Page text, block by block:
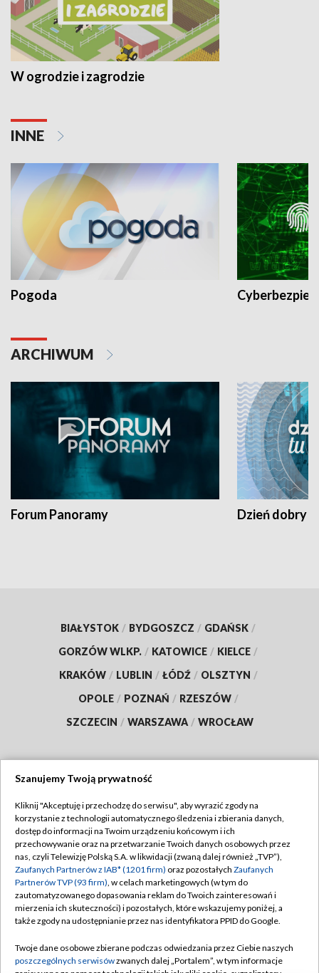
W ogrodzie i zagrodzie
INNE
Pogoda
ARCHIWUM
Forum Panoramy Dzień dobry
BIAŁYSTOK / BYDGOSZCZ / GDAŃSK /
GORZÓW WLKP. / KATOWICE / KIELCE /
KRAKÓW / LUBLIN / ŁÓDŹ / OLSZTYN /
OPOLE / POZNAŃ / RZESZÓW /
SZCZECIN / WARSZAWA / WROCŁAW
TVP
Abonament TVP
Emisja w TVP
Centrum informacji TVP
Naziemna Telewizja Cyfrowa
Rada Programowa
Regulamin TVP
Polityka prywatności
Moje zgody
Pomoc
Kontakt
Szanujemy Twoją prywatność
Kliknij "Akceptuję i przechodzę do serwisu", aby wyrazić zgody na
korzystanie z technologii automatycznego śledzenia i zbierania danych,
dostęp do informacji na Twoim urządzeniu końcowym i ich
przechowywanie oraz na przetwarzanie Twoich danych osobowych przez
nas, czyli Telewizję Polską S.A. w likwidacji (zwaną dalej również „TVP”),
Zaufanych Partnerów z IAB* (1201 firm) oraz pozostałych Zaufanych
Partnerów TVP (93 firm), w celach marketingowych (w tym do
zautomatyzowanego dopasowania reklam do Twoich zainteresowań i
mierzenia ich skuteczności) i pozostałych, które wskazujemy poniżej, a
także zgody na udostępnianie przez nas identyfikatora PPID do Google.
Twoje dane osobowe zbierane podczas odwiedzania przez Ciebie naszych
poszczególnych serwisówzwanych dalej „Portalem”, w tym informacje